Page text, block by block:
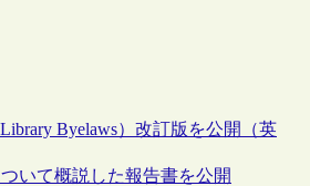
Byelaws）改訂版を公開（英
いて概説した報告書を公開